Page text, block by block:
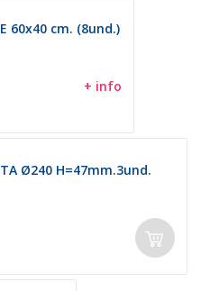
60x40 cm. (8und.)
+ info
Ø240 H=47mm.3und.